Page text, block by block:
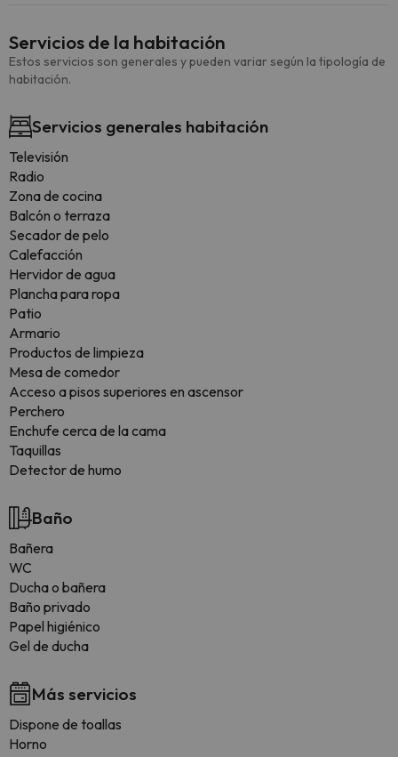
Servicios de la habitación
Estos servicios son generales y pueden variar según la tipología de
habitación.
Servicios generales habitación
Televisión
Radio
Zona de cocina
Balcón o terraza
Secador de pelo
Calefacción
Hervidor de agua
Plancha para ropa
Patio
Armario
Productos de limpieza
Mesa de comedor
Acceso a pisos superiores en ascensor
Perchero
Enchufe cerca de la cama
Taquillas
Detector de humo
Baño
Bañera
WC
Ducha o bañera
Baño privado
Papel higiénico
Gel de ducha
Más servicios
Dispone de toallas
Horno